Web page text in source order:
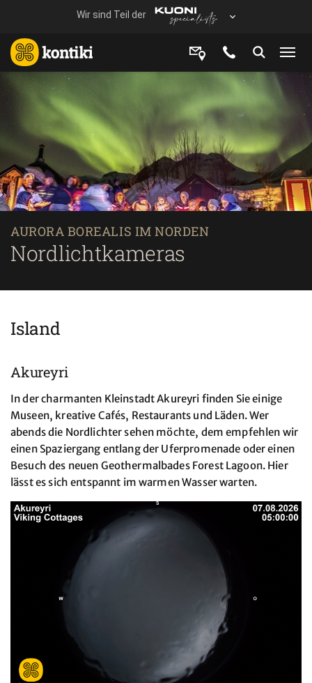
AURORA BOREALIS IM NORDEN
Nordlichtkameras
Island
Akureyri
In der charmanten Kleinstadt Akureyri finden Sie einige
Museen, kreative Cafés, Restaurants und Läden. Wer
abends die Nordlichter sehen möchte, dem empfehlen wir
einen Spaziergang entlang der Uferpromenade oder einen
Besuch des neuen Geothermalbades Forest Lagoon. Hier
lässt es sich entspannt im warmen Wasser warten.